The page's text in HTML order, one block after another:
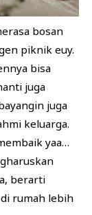
bosan
piknik euy.
bisa
juga
juga
keluarga.
yaa…
berarti
rumah lebih